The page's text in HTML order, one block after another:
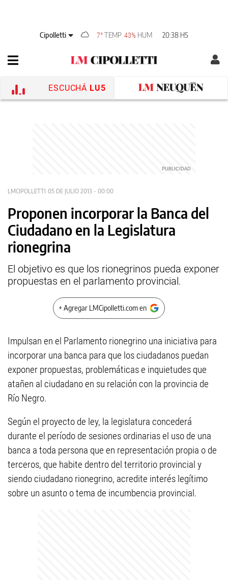
Cipolletti 7°TEMP 43% HUM 20:38 HS
ESCUCHÁ LU5
LMCIPOLLETTI 05 DE JULIO 2013 - 00:00
Proponen incorporar la Banca del
Ciudadano en la Legislatura
rionegrina
El objetivo es que los rionegrinos pueda exponer
propuestas en el parlamento provincial.
+ Agregar LMCipolletti.com en
Impulsan en el Parlamento rionegrino una iniciativa para
incorporar una banca para que los ciudadanos puedan
exponer propuestas, problemáticas e inquietudes que
atañen al ciudadano en su relación con la provincia de
Río Negro.
Según el proyecto de ley, la legislatura concederá
durante el período de sesiones ordinarias el uso de una
banca a toda persona que en representación propia o de
terceros, que habite dentro del territorio provincial y
siendo ciudadano rionegrino, acredite interés legítimo
sobre un asunto o tema de incumbencia provincial.